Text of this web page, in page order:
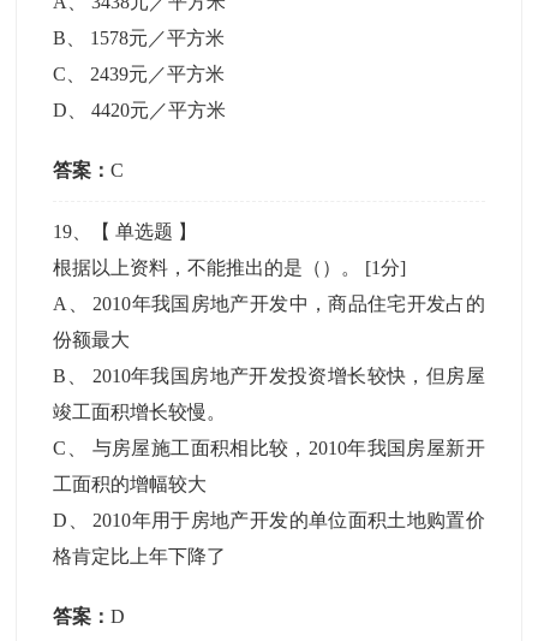
B
1578元／平方米
C
2439元／平方米
D 、4420元／平方米
答案：C
19 、【单选题 】
根据以上资料，不能推出的是（）。 [1分]
A
2010年我国房地产开发中，商品住宅开发占的
份额最大
B
2010年我国房地产开发投资增长较快，但房屋
竣工面积增长较慢。
C
与房屋施工面积相比较，2010年我国房屋新开
工面积的增幅较大
D
2010年用于房地产开发的单位面积土地购置价
格肯定比上年下降了
答案：D